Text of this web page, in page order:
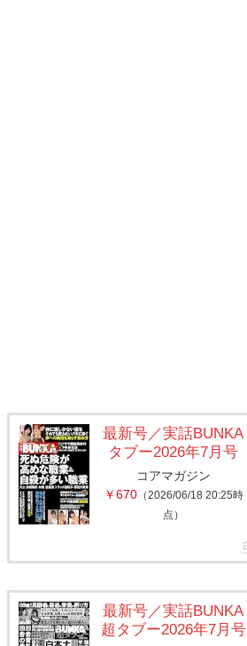
最新号／実話BUNKA
タブー2026年7月号
コアマガジン
￥670（2026/06/18 20:25時
点）
最新号／実話BUNKA
超タブー2026年7月号